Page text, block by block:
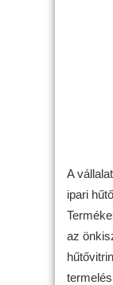
A
ipari
az